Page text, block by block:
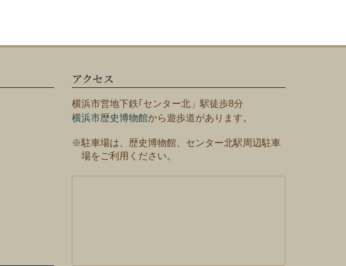
アクセス
横浜市営地下鉄｢センター北」駅徒歩8分
横浜市歴史博物館から遊歩道があります。
※駐車場は、歴史博物館、センター北駅周辺駐車
場をご利用ください。